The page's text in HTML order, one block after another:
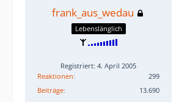
frank_aus_wedau
Lebenslänglich
Registriert: 4. April 2005
Reaktionen
299
Beiträge
13.690